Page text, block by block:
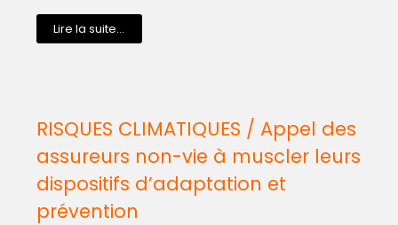
Lire la suite...
RISQUES CLIMATIQUES / Appel des
assureurs non-vie à muscler leurs
dispositifs d’adaptation et
prévention